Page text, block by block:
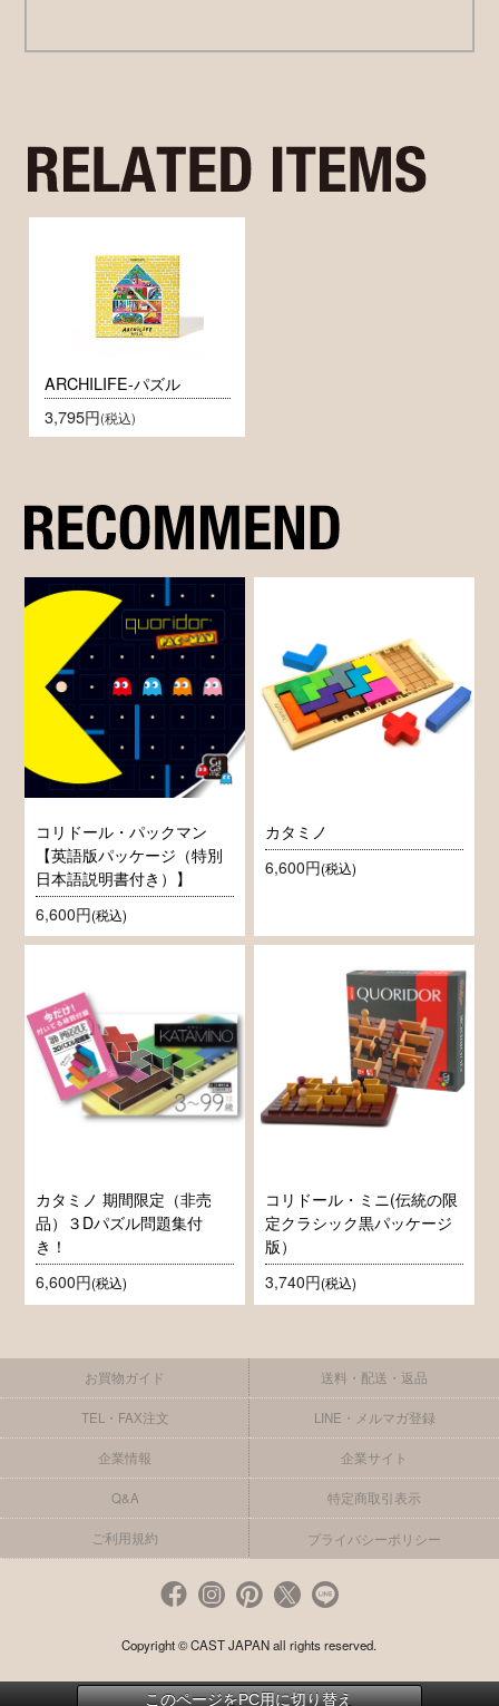
ARCHILIFE-パズル
3,795円(税込)
コリドール・パックマン
【英語版パッケージ（特別
日本語説明書付き）】
6,600円(税込)
カタミノ
6,600円(税込)
カタミノ 期間限定（非売
品）３Dパズル問題集付
き！
6,600円(税込)
コリドール・ミニ(伝統の限
定クラシック黒パッケージ
版）
3,740円(税込)
お買物ガイド 送料・配送・返品
TEL・FAX注文 LINE・メルマガ登録
企業情報 企業サイト
Q&A 特定商取引表示
ご利用規約 プライバシーポリシー
Copyright © CAST JAPAN all rights reserved.
このページをPC用に切り替え